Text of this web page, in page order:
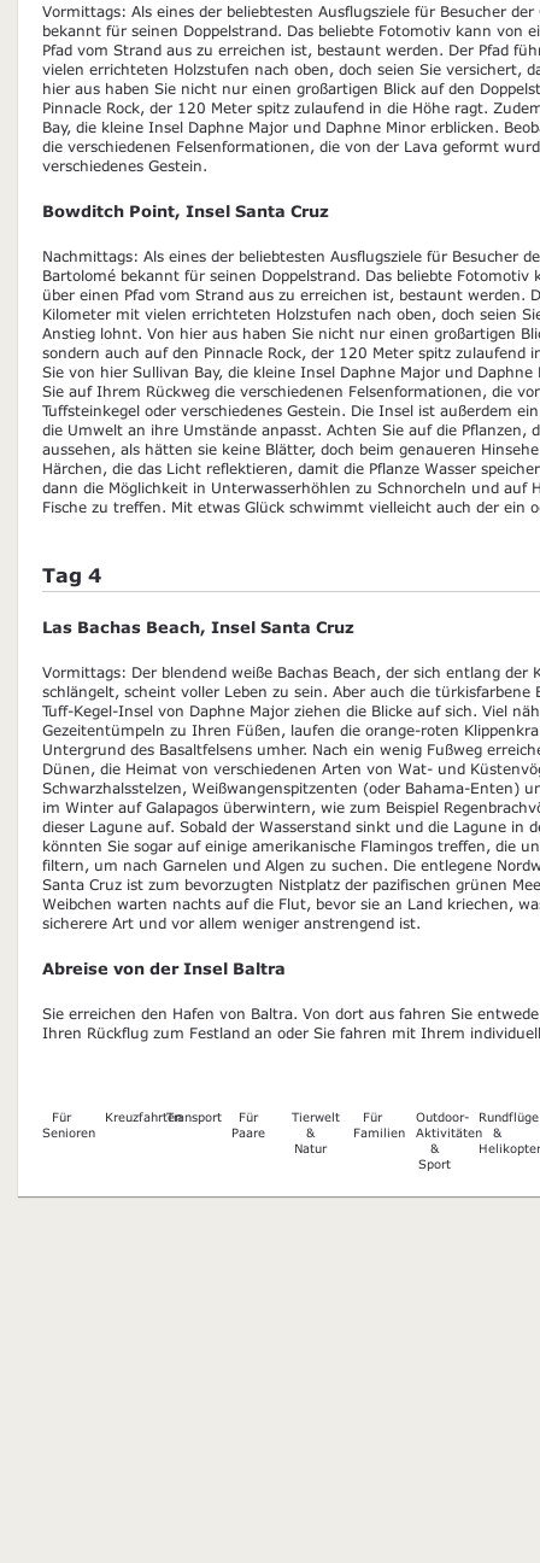
Vormittags: Als eines der beliebtesten Ausflugsziele für Besucher
bekannt für seinen Doppelstrand. Das beliebte Fotomotiv kann von
Pfad vom Strand aus zu erreichen ist, bestaunt werden. Der Pfad
vielen errichteten Holzstufen nach oben, doch seien Sie versichert,
hier aus haben Sie nicht nur einen großartigen Blick auf den
Pinnacle Rock, der 120 Meter spitz zulaufend in die Höhe ragt.
Bay, die kleine Insel Daphne Major und Daphne Minor erblicken.
die verschiedenen Felsenformationen, die von der Lava geformt
verschiedenes Gestein.
Bowditch Point, Insel Santa Cruz
Nachmittags: Als eines der beliebtesten Ausflugsziele für Besucher
Bartolomé bekannt für seinen Doppelstrand. Das beliebte Fotomotiv
über einen Pfad vom Strand aus zu erreichen ist, bestaunt werden.
Kilometer mit vielen errichteten Holzstufen nach oben, doch seien
Anstieg lohnt. Von hier aus haben Sie nicht nur einen großartigen
sondern auch auf den Pinnacle Rock, der 120 Meter spitz zulaufend
Sie von hier Sullivan Bay, die kleine Insel Daphne Major und Daphne
Sie auf Ihrem Rückweg die verschiedenen Felsenformationen, die
Tuffsteinkegel oder verschiedenes Gestein. Die Insel ist außerdem
die Umwelt an ihre Umstände anpasst. Achten Sie auf die Pflanzen,
aussehen, als hätten sie keine Blätter, doch beim genaueren
Härchen, die das Licht reflektieren, damit die Pflanze Wasser
dann die Möglichkeit in Unterwasserhöhlen zu Schnorcheln und auf
Fische zu treffen. Mit etwas Glück schwimmt vielleicht auch der ein
Tag 4
Las Bachas Beach, Insel Santa Cruz
Vormittags: Der blendend weiße Bachas Beach, der sich entlang der
schlängelt, scheint voller Leben zu sein. Aber auch die
Tuff-Kegel-Insel von Daphne Major ziehen die Blicke auf sich. Viel
Gezeitentümpeln zu Ihren Füßen, laufen die orange-roten
Untergrund des Basaltfelsens umher. Nach ein wenig Fußweg
Dünen, die Heimat von verschiedenen Arten von Wat- und
Schwarzhalsstelzen, Weißwangenspitzenten (oder Bahama-Enten)
im Winter auf Galapagos überwintern, wie zum Beispiel
dieser Lagune auf. Sobald der Wasserstand sinkt und die Lagune in
könnten Sie sogar auf einige amerikanische Flamingos treffen, die
filtern, um nach Garnelen und Algen zu suchen. Die entlegene
Santa Cruz ist zum bevorzugten Nistplatz der pazifischen grünen
Weibchen warten nachts auf die Flut, bevor sie an Land kriechen,
sicherere Art und vor allem weniger anstrengend ist.
Abreise von der Insel Baltra
Sie erreichen den Hafen von Baltra. Von dort aus fahren Sie
Ihren Rückflug zum Festland an oder Sie fahren mit Ihrem
Für
Senioren
KreuzfahrtenTransport
Für
Paare
Tierwelt
&
Natur
Für
Familien
Outdoor-
Aktivitäten
&
Sport
Rundflüge
&
Helikopter